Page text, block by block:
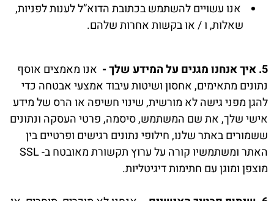
אנו עשויים להשתמש בכתובת הדוא”ל לענות לפניות,
שאלות, ו / או בקשות אחרות שלהם.
5. איך אנחנו מגנים על המידע שלך -
אנו מאמצים אוסף
נתונים מתאימים, אחסון ושיטות עיבוד אמצעי אבטחה כדי
להגן מפני גישה לא מורשית, שינוי חשיפה או הרס של מידע
אישי שלך, את שם המשתמש, סיסמה, פרטי העסקה ונתונים
ששמורים באתר שלנו, חילופי נתונים רגישים ופרטיים בין
האתר ומשתמשיו קורה על ערוץ תקשורת מאובטח ב- SSL
מוצפן ומוגן עם חתימות דיגיטליות.